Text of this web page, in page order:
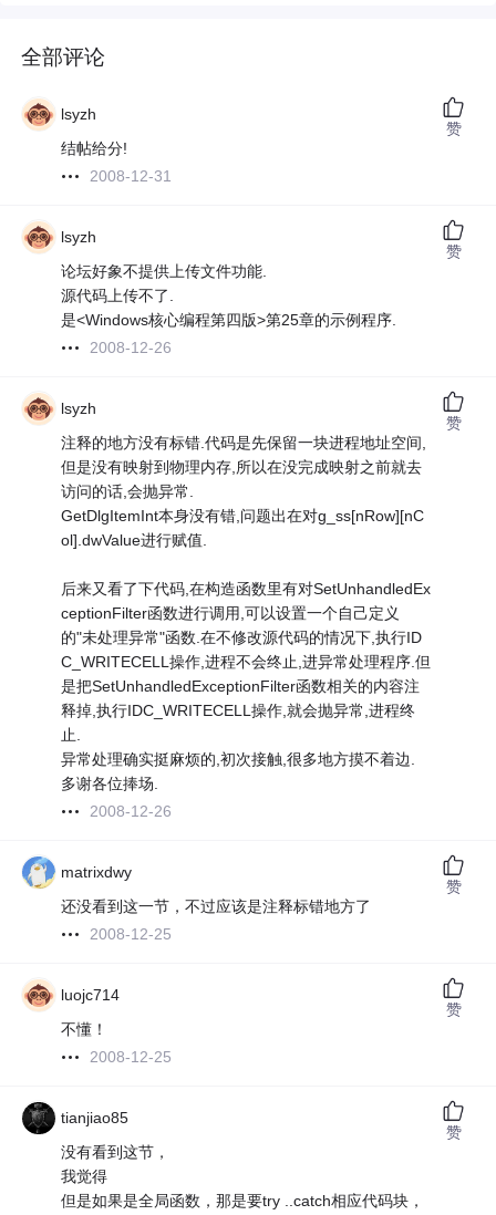
全部评论
lsyzh
结帖给分!
2008-12-31
赞
lsyzh
论坛好象不提供上传文件功能.
源代码上传不了.
是<Windows核心编程第四版>第25章的示例程序.
2008-12-26
赞
lsyzh
注释的地方没有标错.代码是先保留一块进程地址空间,
但是没有映射到物理内存,所以在没完成映射之前就去
访问的话,会抛异常.
GetDlgItemInt本身没有错,问题出在对g_ss[nRow][nC
ol].dwValue进行赋值.
后来又看了下代码,在构造函数里有对SetUnhandledEx
ceptionFilter函数进行调用,可以设置一个自己定义
的"未处理异常"函数.在不修改源代码的情况下,执行ID
C_WRITECELL操作,进程不会终止,进异常处理程序.但
是把SetUnhandledExceptionFilter函数相关的内容注
释掉,执行IDC_WRITECELL操作,就会抛异常,进程终
止.
异常处理确实挺麻烦的,初次接触,很多地方摸不着边.
多谢各位捧场.
2008-12-26
赞
matrixdwy
还没看到这一节，不过应该是注释标错地方了
2008-12-25
赞
luojc714
不懂！
2008-12-25
赞
tianjiao85
没有看到这节，
我觉得
但是如果是全局函数，那是要try ..catch相应代码块，
赞